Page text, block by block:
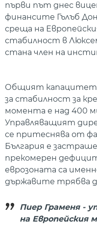
първи път днес
финансите Гълъб
среща на
стабилност в
стана член на
Общият капацитет
за стабилност за
момента е над 400
Управляващият
се притеснява от
България е
прекомерен
еврозоната са
държавите трябва
Пиер Граменя -
на Европейския